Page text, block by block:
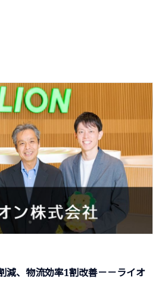
減、物流効率1割改善－－ライオ